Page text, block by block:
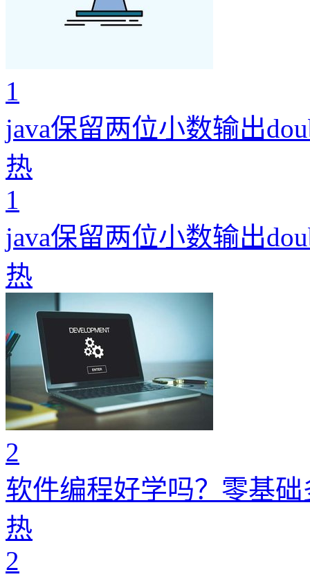
1
java保留两位小数输出
热
1
java保留两位小数输出
热
2
软件编程好学吗？零基
热
2